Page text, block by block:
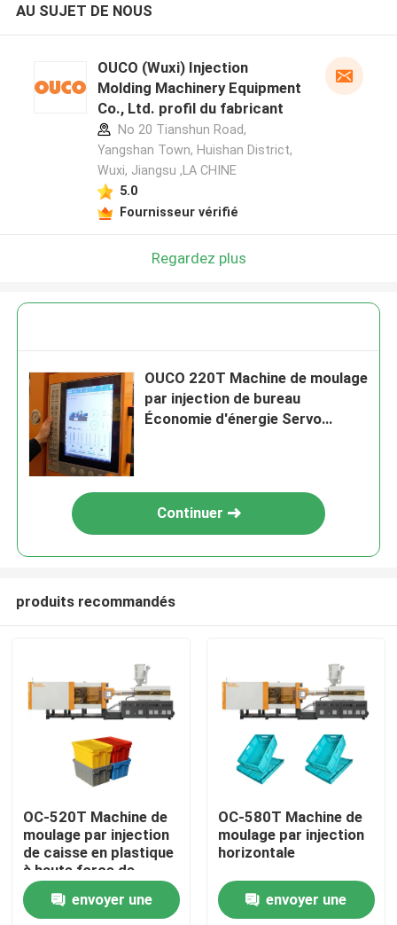
Maison
Produits
Au sujet de nous
AU SUJET DE NOUS
OUCO (Wuxi) Injection
Molding Machinery Equipment
Co., Ltd. profil du fabricant
No 20 Tianshun Road,
Yangshan Town, Huishan District,
Wuxi, Jiangsu ,LA CHINE
5.0
Fournisseur vérifié
Regardez plus
OUCO 220T Machine de moulage
par injection de bureau
Économie d'énergie Servo
Continuer
produits recommandés
OC-520T Machine de
moulage par injection
de caisse en plastique
à haute force de
serrage
envoyer une
OC-580T Machine de
moulage par injection
horizontale
envoyer une